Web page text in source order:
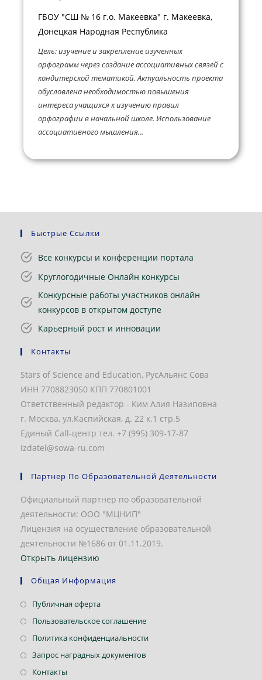
ГБОУ "СШ № 16 г.о. Макеевка" г. Макеевка,
Донецкая Народная Республика
Цель: изучение и закрепление изученных
орфограмм через создание ассоциативных связей с
кондитерской тематикой. Актуальность проекта
обусловлена необходимостью повышения
интереса учащихся к изучению правил
орфографии в начальной школе. Использование
ассоциативного мышления...
Быстрые Ссылки
Все конкурсы и конференции портала
Круглогодичные Онлайн конкурсы
Конкурсные работы участников онлайн
конкурсов в открытом доступе
Карьерный рост и инновации
Контакты
Stars of Science and Education, РусАльянс Сова
ИНН 7708823050 КПП 770801001
Ответственный редактор - Ким Алия Назиповна
г. Москва, ул.Каспийская, д. 22 к.1 стр.5
Единый Call-центр тел. +7 (995) 309-17-87
izdatel@sowa-ru.com
Партнер По Образовательной Деятельности
Официальный партнер по образовательной
деятельности: ООО "МЦНИП"
Лицензия на осуществление образовательной
деятельности №1686 от 01.11.2019.
Открыть лицензию
Общая Информация
Публичная офертаОткроется
в
Пользовательское соглашениеОткроется
в
Политика конфиденциальностиОткроется
Запрос наградных документовОткроется
Контакты